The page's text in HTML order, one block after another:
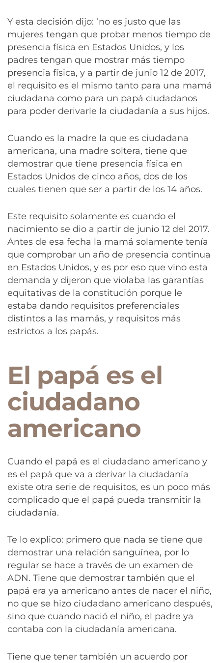
Y esta decisión dijo: ‘no es justo que las
mujeres tengan que probar menos tiempo de
presencia física en Estados Unidos, y los
padres tengan que mostrar más tiempo
presencia física, y a partir de junio 12 de 2017,
el requisito es el mismo tanto para una mamá
ciudadana como para un papá ciudadanos
para poder derivarle la ciudadanía a sus hijos.
Cuando es la madre la que es ciudadana
americana, una madre soltera, tiene que
demostrar que tiene presencia física en
Estados Unidos de cinco años, dos de los
cuales tienen que ser a partir de los 14 años.
Este requisito solamente es cuando el
nacimiento se dio a partir de junio 12 del 2017.
Antes de esa fecha la mamá solamente tenía
que comprobar un año de presencia continua
en Estados Unidos, y es por eso que vino esta
demanda y dijeron que violaba las garantías
equitativas de la constitución porque le
estaba dando requisitos preferenciales
distintos a las mamás, y requisitos más
estrictos a los papás.
El papá es el
ciudadano
americano
Cuando el papá es el ciudadano americano y
es el papá que va a derivar la ciudadanía
existe otra serie de requisitos, es un poco más
complicado que el papá pueda transmitir la
ciudadanía.
Te lo explico: primero que nada se tiene que
demostrar una relación sanguínea, por lo
regular se hace a través de un examen de
ADN. Tiene que demostrar también que el
papá era ya americano antes de nacer el niño,
no que se hizo ciudadano americano después,
sino que cuando nació el niño, el padre ya
contaba con la ciudadanía americana.
Tiene que tener también un acuerdo por